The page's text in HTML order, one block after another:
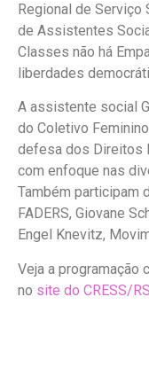
Regional de Serviço
de Assistentes
Classes não há
liberdades
A assistente social
do Coletivo
defesa dos Direitos
com enfoque nas
Também participam
FADERS, Giovane
Engel Knevitz,
Veja a programação
no site do CRESS/RS